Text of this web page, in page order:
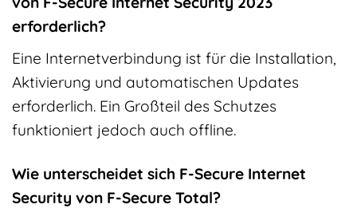
erforderlich?
Eine Internetverbindung ist für die Installation,
Aktivierung und automatischen Updates
erforderlich. Ein Großteil des Schutzes
funktioniert jedoch auch offline.
Wie unterscheidet sich F-Secure Internet
Security von F-Secure Total?